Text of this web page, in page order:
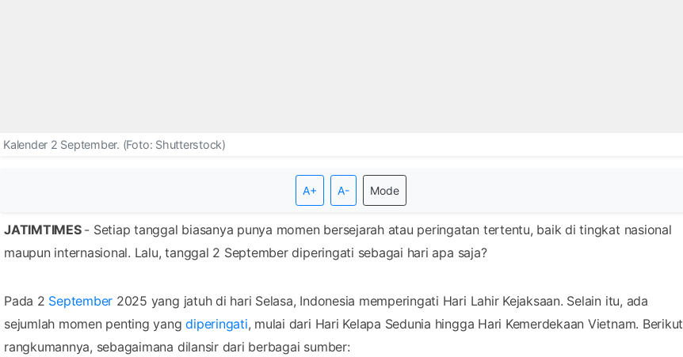
Kalender 2 September. (Foto: Shutterstock)
A+ A- Mode
JATIMTIMES - Setiap tanggal biasanya punya momen bersejarah atau peringatan tertentu, baik di tingkat nasional
maupun internasional. Lalu, tanggal 2 September diperingati sebagai hari apa saja?
Pada 2 September 2025 yang jatuh di hari Selasa, Indonesia memperingati Hari Lahir Kejaksaan. Selain itu, ada
sejumlah momen penting yangdiperingati, mulai dari Hari Kelapa Sedunia hingga Hari Kemerdekaan Vietnam. Berikut
rangkumannya, sebagaimana dilansir dari berbagai sumber: